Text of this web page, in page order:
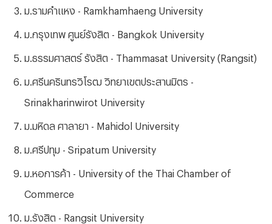
ม.รามคำแหง - Ramkhamhaeng University
ม.กรุงเทพ ศูนย์รังสิต - Bangkok University
ม.ธรรมศาสตร์ รังสิต - Thammasat University (Rangsit)
ม.ศรีนครินทรวิโรฒ วิทยาเขตประสานมิตร -
Srinakharinwirot University
ม.มหิดล ศาลายา - Mahidol University
ม.ศรีปทุม - Sripatum University
ม.หอการค้า - University of the Thai Chamber of
Commerce
ม.รังสิต - Rangsit University